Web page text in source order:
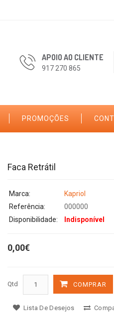
APOIO AO CLIENTE
917 270 865
PROMOÇÕES
Faca Retrátil
Marca:
Kapriol
Referência:
000000
Disponibilidade:
Indisponível
0,00€
Qtd COMPRAR
Lista De Desejos